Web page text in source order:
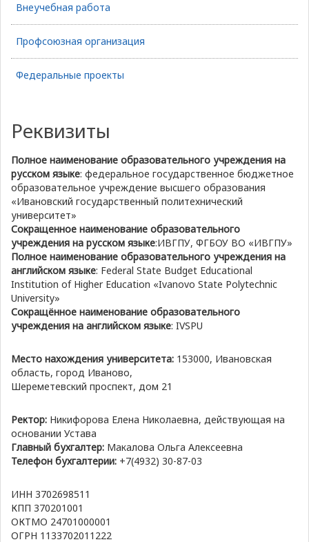
Внеучебная работа
Профсоюзная организация
Федеральные проекты
Реквизиты
Полное наименование образовательного учреждения на
русском языке: федеральное государственное бюджетное
образовательное учреждение высшего образования
«Ивановский государственный политехнический
университет»
Сокращенное наименование образовательного
учреждения на русском языке:ИВГПУ, ФГБОУ ВО «ИВГПУ»
Полное наименование образовательного учреждения на
английском языке: Federal State Budget Educational
Institution of Higher Education «Ivanovo State Polytechnic
University»
Сокращённое наименование образовательного
учреждения на английском языке: IVSPU
Место нахождения университета: 153000, Ивановская
область, город Иваново,
Шереметевский проспект, дом 21
Ректор: Никифорова Елена Николаевна, действующая на
основании Устава
Главный бухгалтер: Макалова Ольга Алексеевна
Телефон бухгалтерии: +7(4932) 30-87-03
ИНН 3702698511
КПП 370201001
ОКТМО 24701000001
ОГРН 1133702011222